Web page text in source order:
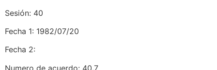
Sesión: 40
Fecha 1: 1982/07/20
Fecha 2:
Numero de acuerdo: 40.7